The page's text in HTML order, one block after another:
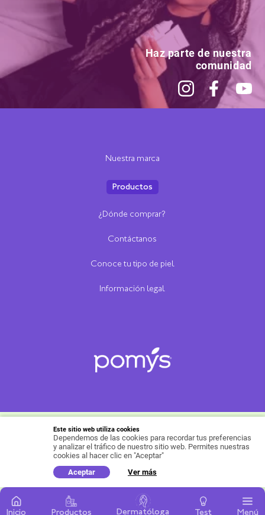
Inicio Productos Dermatóloga Test Menú
Nuestra marca
Productos
¿Dónde comprar?
Contáctanos
Conoce tu tipo de piel
Información legal
Haz parte de nuestra
comunidad
Copyright ©Productos Familia S.A. 2021, todos los
derechos reservados.Política para protección de
datos
Este sitio web utiliza cookies
Dependemos de las cookies para recordar tus preferencias
y analizar el tráfico de nuestro sitio web. Permites nuestras
cookies al hacer clic en "Aceptar"
Aceptar
Ver más